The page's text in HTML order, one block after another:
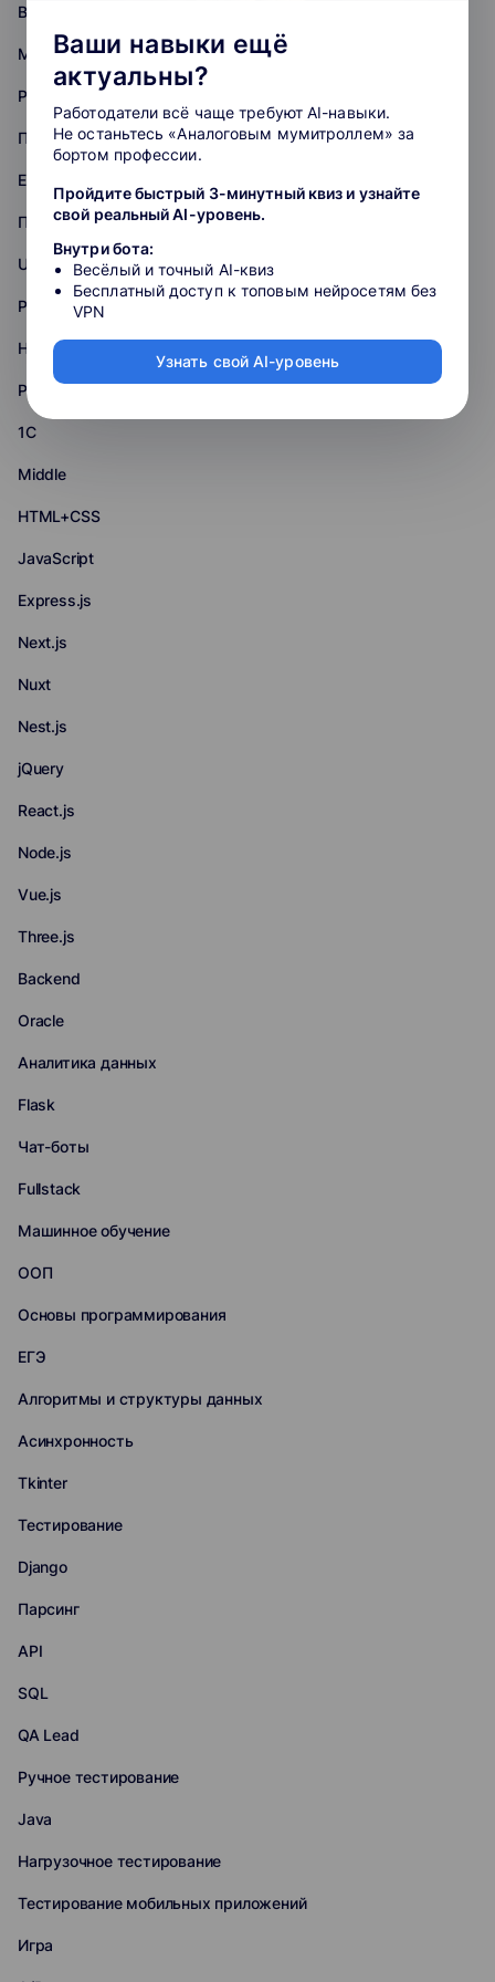
Backend-разработка
Мобильная разработка
Разработка игр
Повышение квалификации
ERP
Практикум
Unreal Engine
PHP
Нейронные сети
Python
1С
Middle
HTML+CSS
JavaScript
Express.js
Next.js
Nuxt
Nest.js
jQuery
React.js
Node.js
Vue.js
Three.js
Backend
Oracle
Аналитика данных
Flask
Чат-боты
Fullstack
Машинное обучение
ООП
Основы программирования
ЕГЭ
Алгоритмы и структуры данных
Асинхронность
Tkinter
Тестирование
Django
Парсинг
API
SQL
QA Lead
Ручное тестирование
Java
Нагрузочное тестирование
Тестирование мобильных приложений
Игра
Ваши навыки ещё
актуальны?
Работодатели всё чаще требуют AI-навыки.
Не останьтесь «Аналоговым мумитроллем» за
бортом профессии.
Пройдите быстрый 3-минутный квиз и узнайте
свой реальный AI-уровень.
Внутри бота:
Весёлый и точный AI-квиз
Бесплатный доступ к топовым нейросетям без
VPN
Узнать свой AI-уровень